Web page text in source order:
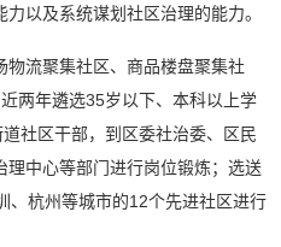
以及系统谋划社区治理的能力。
物流聚集社区、商品楼盘聚集社
两年遴选35岁以下、本科以上学
社区干部，到区委社治委、区民
中心等部门进行岗位锻炼；选送
、杭州等城市的12个先进社区进行